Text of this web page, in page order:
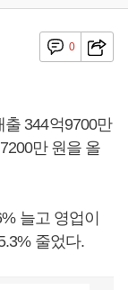
0
344억9700만
만 원을 올
늘고 영업이
줄었다.